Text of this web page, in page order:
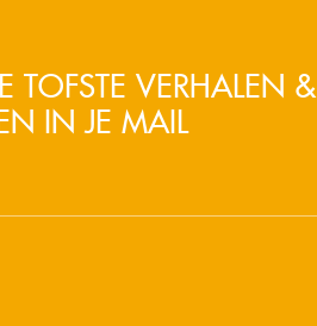
TOFSTE VERHALEN &
IN JE MAIL